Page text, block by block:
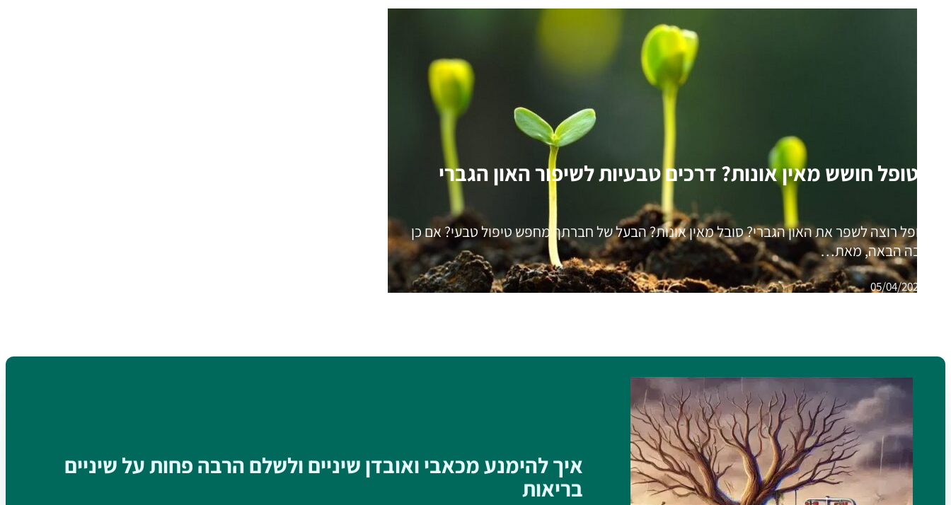
המטופל חושש מאין אונות? דרכים טבעיות לשיפור האון הגברי
המטופל רוצה לשפר את האון הגברי? סובל מאין אונות? הבעל של חברתך מחפש טיפול טבעי? אם כן
הכתבה הבאה, מאת…
05/04/2021
איך להימנע מכאבי ואובדן שיניים ולשלם הרבה פחות על שיניים
בריאות